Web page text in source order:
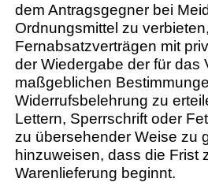
dem Antragsgegner bei
Ordnungsmittel zu
Fernabsatzverträgen mit
der Wiedergabe der für das
maßgeblichen
Widerrufsbelehrung zu
Lettern, Sperrschrift oder
zu übersehender Weise zu
hinzuweisen, dass die Frist
Warenlieferung beginnt.